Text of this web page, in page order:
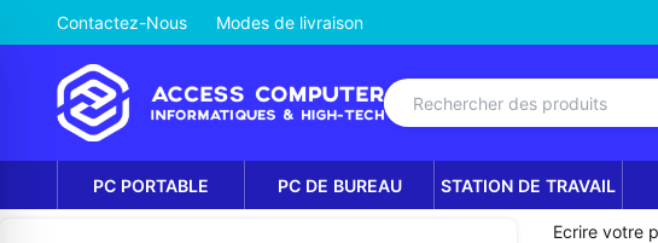
Contactez-Nous Modes de livraison
PC PORTABLE PC DE BUREAU STATION DE TRAVAIL
Ecrire votre